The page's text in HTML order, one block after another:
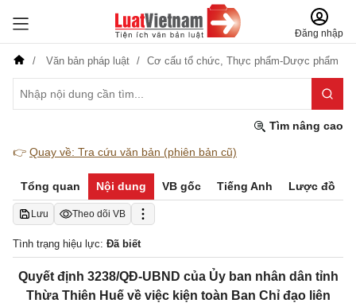
Đăng nhập
Văn bản pháp luật Cơ cấu tổ chức, Thực phẩm-Dược phẩm
Tìm nâng cao
👉 Quay về: Tra cứu văn bản (phiên bản cũ)
Tổng quan Nội dung VB gốc Tiếng Anh Lược đồ
Lưu Theo dõi VB
Tình trạng hiệu lực: Đã biết
Quyết định 3238/QĐ-UBND của Ủy ban nhân dân tỉnh
Thừa Thiên Huế về việc kiện toàn Ban Chỉ đạo liên